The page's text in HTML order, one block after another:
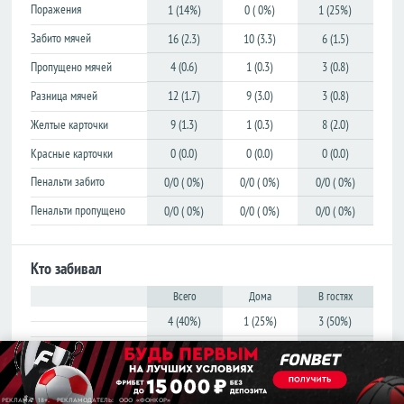
Лига
конференций
Товарищеские
Кубок
Либертадорес
Лига наций
КОНКАКАФ
Лига
чемпионов
Азии
Чемпионшип
Первая
лига
Вторая
Поражения
1 (14%) 0 ( 0%)
1 (25%)
Забито мячей
16 (2.3) 10 (3.3)
6 (1.5)
Пропущено мячей
4 (0.6) 1 (0.3)
3 (0.8)
Разница мячей
12 (1.7) 9 (3.0)
3 (0.8)
Желтые карточки
9 (1.3) 1 (0.3)
8 (2.0)
Красные карточки
0 (0.0) 0 (0.0)
0 (0.0)
Пенальти забито
0/0 ( 0%) 0/0 ( 0%)
0/0 ( 0%)
Пенальти пропущено
0/0 ( 0%) 0/0 ( 0%) 0/0 ( 0%)
Кто забивал
Всего Дома В гостях
4 (40%) 1 (25%)
3 (50%)
Лука Вейнхандль
1 (10%) 1 (25%)
0 ( 0%)
Шимон Влодарчик
1 (10%) 0 ( 0%)
1 (17%)
Лига
конференций
Товарищеские
Кубок
Либертадорес
Лига наций
КОНКАКАФ
Лига
чемпионов
Азии
Чемпионшип
Первая
лига
Вторая